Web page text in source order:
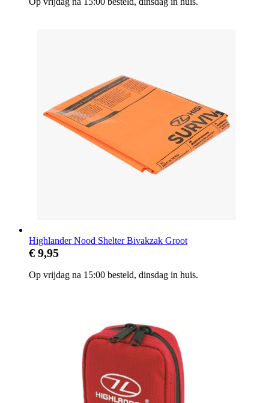
Highlander Nood Shelter Bivakzak Groot
€ 9,95
Op vrijdag na 15:00 besteld, dinsdag in huis.